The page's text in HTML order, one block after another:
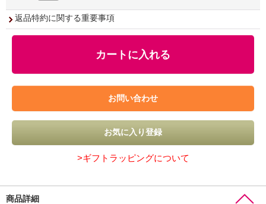
返品特約に関する重要事項
>ギフトラッピングについて
商品詳細